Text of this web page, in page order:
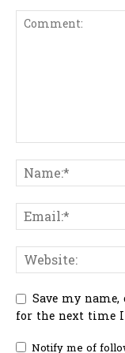
Save my
for the next time
Notify me of